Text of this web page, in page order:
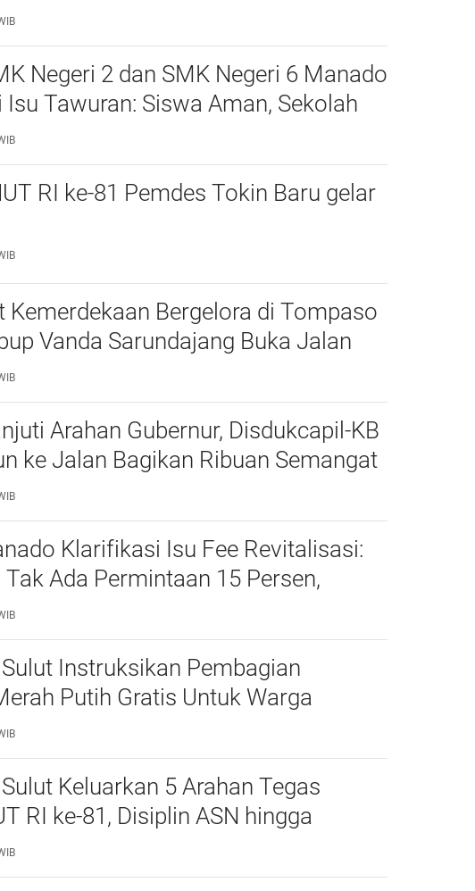
Negeri 2 dan SMK Negeri 6 Manado
Tawuran: Siswa Aman, Sekolah
Polri
RI ke-81 Pemdes Tokin Baru gelar
Kemerdekaan Bergelora di Tompaso
Vanda Sarundajang Buka Jalan
Warga Perkuat Persatuan
Arahan Gubernur, Disdukcapil-KB
ke Jalan Bagikan Ribuan Semangat
kepada Masyarakat
Klarifikasi Isu Fee Revitalisasi:
Ada Permintaan 15 Persen,
Kepsek Murni Sesuai Aturan
Instruksikan Pembagian
Putih Gratis Untuk Warga
Semangat Kemerdekaan Harus
Semua
Keluarkan 5 Arahan Tegas
RI ke-81, Disiplin ASN hingga
Nino Jadi Sorotan